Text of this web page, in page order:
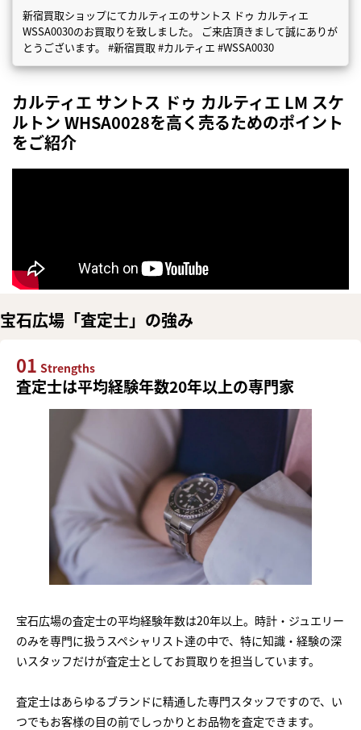
新宿買取ショップにてカルティエのサントス ドゥ カルティエ
WSSA0030のお買取りを致しました。 ご来店頂きまして誠にありが
とうございます。 #新宿買取 #カルティエ #WSSA0030
カルティエ サントス ドゥ カルティエ LM スケ
ルトン WHSA0028を高く売るためのポイント
をご紹介
宝石広場「査定士」の強み
01 Strengths
査定士は平均経験年数20年以上の専門家
宝石広場の査定士の平均経験年数は20年以上。時計・ジュエリー
のみを専門に扱うスペシャリスト達の中で、特に知識・経験の深
いスタッフだけが査定士としてお買取りを担当しています。
査定士はあらゆるブランドに精通した専門スタッフですので、い
つでもお客様の目の前でしっかりとお品物を査定できます。